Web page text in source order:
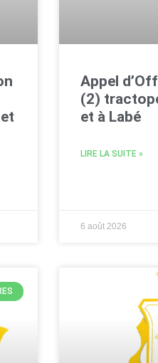
Appel
(2)
et à Labé
LIRE LA SUITE »
6 août 2026